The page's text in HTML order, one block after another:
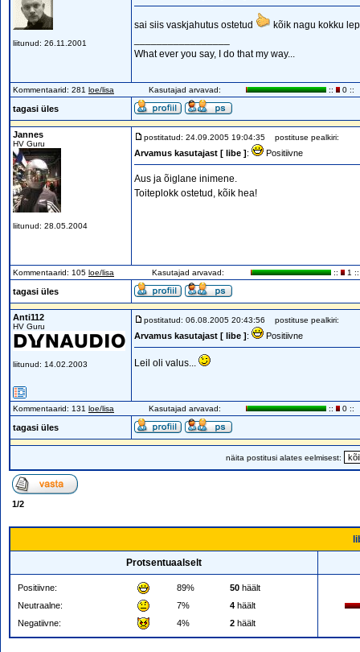
liitunud: 26.11.2001
sai siis vaskjahutus ostetud
kõik nagu kokku
What ever you say, I do that my way...
Kommentaarid: 281 loe/lisa Kasutajad arvavad: :: 0 ::
tagasi üles
Jannes
HV Guru
liitunud: 28.05.2004
postitatud: 24.09.2005 19:04:35 postituse pealkiri:
Arvamus kasutajast [ libe ]: Positiivne
Aus ja õiglane inimene.
Toiteplokk ostetud, kõik hea!
Kommentaarid: 105 loe/lisa Kasutajad arvavad: :: 1 ::
tagasi üles
Anti112
HV Guru
liitunud: 14.02.2003
postitatud: 06.08.2005 20:43:56 postituse pealkiri:
Arvamus kasutajast [ libe ]: Positiivne
Leil oli valus...
Kommentaarid: 131 loe/lisa Kasutajad arvavad: :: 0 ::
tagasi üles
näita postitusi alates eelmisest:
1/2
Protsentuaalselt
Positiivne: 89% 50 häält
Neutraalne:
7% 4 häält
Negatiivne:
4% 2 häält